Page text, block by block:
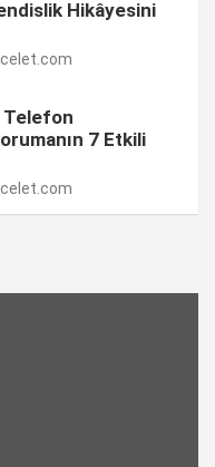
Hikâyesini
Telefon
7 Etkili